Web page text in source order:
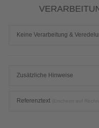
Keine Verarbeitung &
Zusätzliche Hinweise
Referenztext